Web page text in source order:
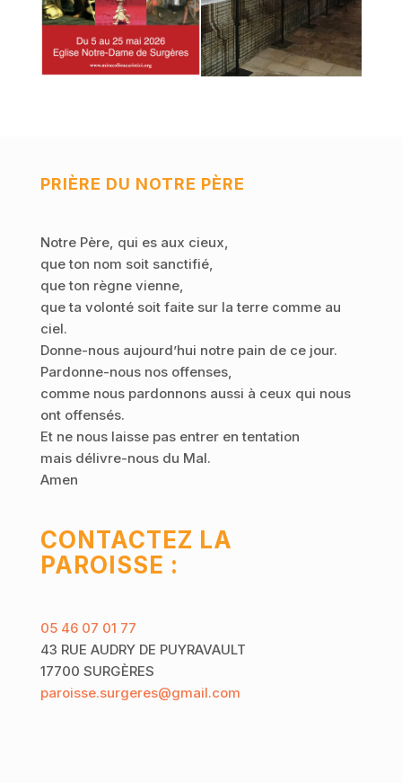
PRIÈRE DU NOTRE PÈRE
Notre Père, qui es aux cieux,
que ton nom soit sanctifié,
que ton règne vienne,
que ta volonté soit faite sur la terre comme au
ciel.
Donne-nous aujourd’hui notre pain de ce jour.
Pardonne-nous nos offenses,
comme nous pardonnons aussi à ceux qui nous
ont offensés.
Et ne nous laisse pas entrer en tentation
mais délivre-nous du Mal.
Amen
CONTACTEZ LA
PAROISSE :
05 46 07 01 77
43 RUE AUDRY DE PUYRAVAULT
17700 SURGÈRES
paroisse.surgeres@gmail.com